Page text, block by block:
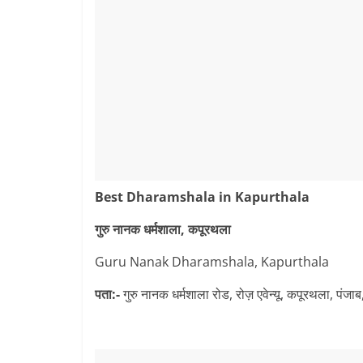
Best Dharamshala in Kapurthala
गुरु नानक धर्मशाला, कपूरथला
Guru Nanak Dharamshala, Kapurthala
पता:-गुरु नानक धर्मशाला रोड, रोज़ एवेन्यू, कपूरथला,